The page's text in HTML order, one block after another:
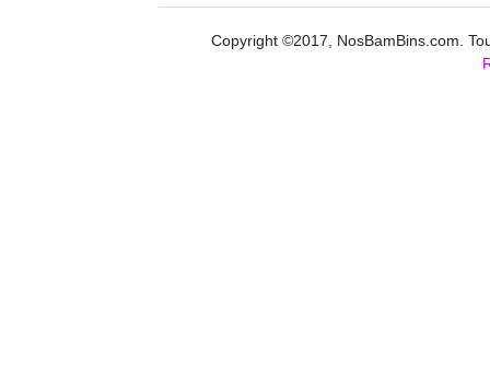
Copyright ©2017, NosBamBins.com.